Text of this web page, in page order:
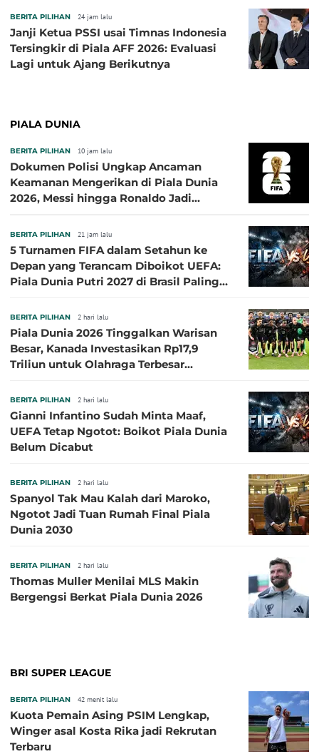
BERITA PILIHAN 24 jam lalu
Janji Ketua PSSI usai Timnas Indonesia
Tersingkir di Piala AFF 2026: Evaluasi
Lagi untuk Ajang Berikutnya
PIALA DUNIA
BERITA PILIHAN 10 jam lalu
Dokumen Polisi Ungkap Ancaman
Keamanan Mengerikan di Piala Dunia
2026, Messi hingga Ronaldo Jadi
BERITA PILIHAN 21 jam lalu
5 Turnamen FIFA dalam Setahun ke
Depan yang Terancam Diboikot UEFA:
Piala Dunia Putri 2027 di Brasil Paling
BERITA PILIHAN 2 hari lalu
Piala Dunia 2026 Tinggalkan Warisan
Besar, Kanada Investasikan Rp17,9
Triliun untuk Olahraga Terbesar
BERITA PILIHAN 2 hari lalu
Gianni Infantino Sudah Minta Maaf,
UEFA Tetap Ngotot: Boikot Piala Dunia
Belum Dicabut
BERITA PILIHAN 2 hari lalu
Spanyol Tak Mau Kalah dari Maroko,
Ngotot Jadi Tuan Rumah Final Piala
Dunia 2030
BERITA PILIHAN 2 hari lalu
Thomas Muller Menilai MLS Makin
Bergengsi Berkat Piala Dunia 2026
BRI SUPER LEAGUE
BERITA PILIHAN 42 menit lalu
Kuota Pemain Asing PSIM Lengkap,
Winger asal Kosta Rika jadi Rekrutan
Terbaru